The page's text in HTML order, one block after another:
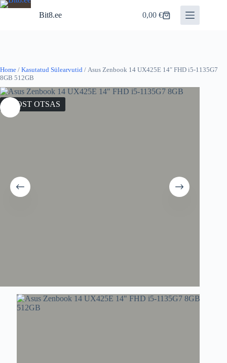
Skip
Bit8.ee
Shopping
0,00€
Home / Kasutatud Sülearvutid / Asus Zenbook 14 UX425E 14″ FHD i5-1135G7
8GB 512GB
LAOST OTSAS